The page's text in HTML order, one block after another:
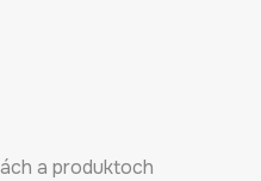
a produktoch